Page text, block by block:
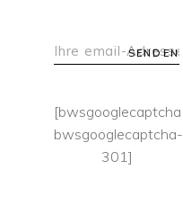
SENDEN
[bwsgooglecaptcha
bwsgooglecaptcha-
301]